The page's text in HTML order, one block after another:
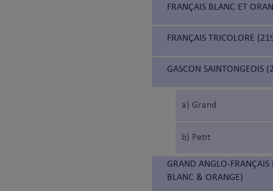
FRANÇAIS BLANC ET
FRANÇAIS TRICOLORE
GASCON SAINTONGEOIS
a) Grand
b) Petit
GRAND ANGLO-
BLANC & ORANGE)